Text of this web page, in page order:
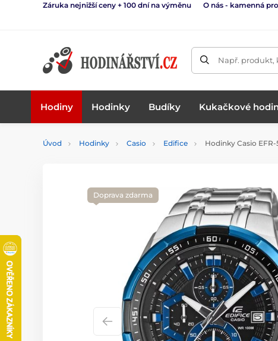
Záruka nejnižší ceny + 100 dní na výměnu O nás - kamenná
Např. produkt,
Hodiny Hodinky Budíky Kukačkové
Úvod Hodinky Casio Edifice Hodinky Casio EFR-
Doprava zdarma